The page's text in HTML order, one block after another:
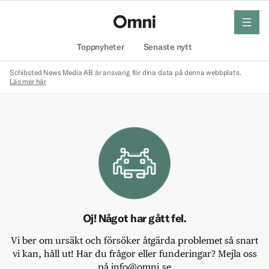
Toppnyheter Senaste nytt
meny
Schibsted News Media AB är ansvarig för dina data på denna webbplats.
Läs mer här
Oj! Något har gått fel.
Vi ber om ursäkt och försöker åtgärda problemet så snart
vi kan, håll ut! Har du frågor eller funderingar? Mejla oss